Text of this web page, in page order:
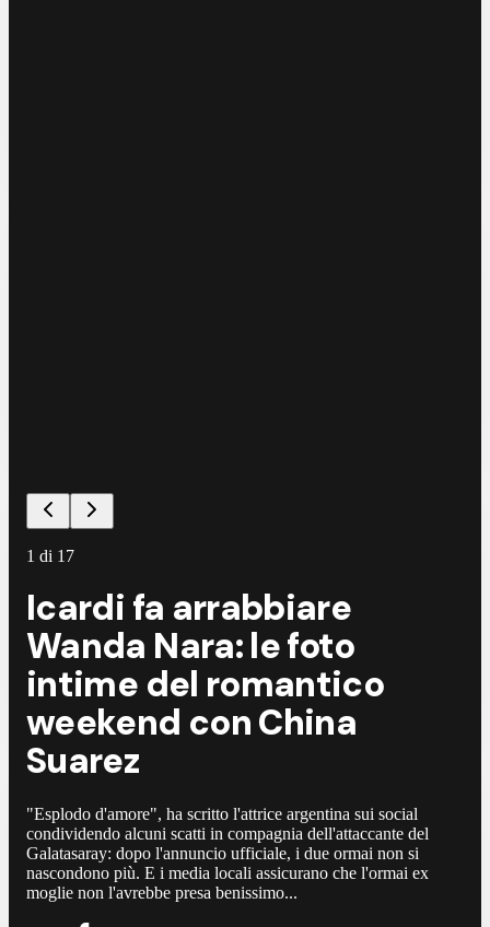
1 di 17
Icardi fa arrabbiare
Wanda Nara: le foto
intime del romantico
weekend con China
Suarez
"Esplodo d'amore", ha scritto l'attrice argentina sui social
condividendo alcuni scatti in compagnia dell'attaccante del
Galatasaray: dopo l'annuncio ufficiale, i due ormai non si
nascondono più. E i media locali assicurano che l'ormai ex
moglie non l'avrebbe presa benissimo...